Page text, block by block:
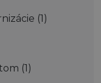
(1)
(1)